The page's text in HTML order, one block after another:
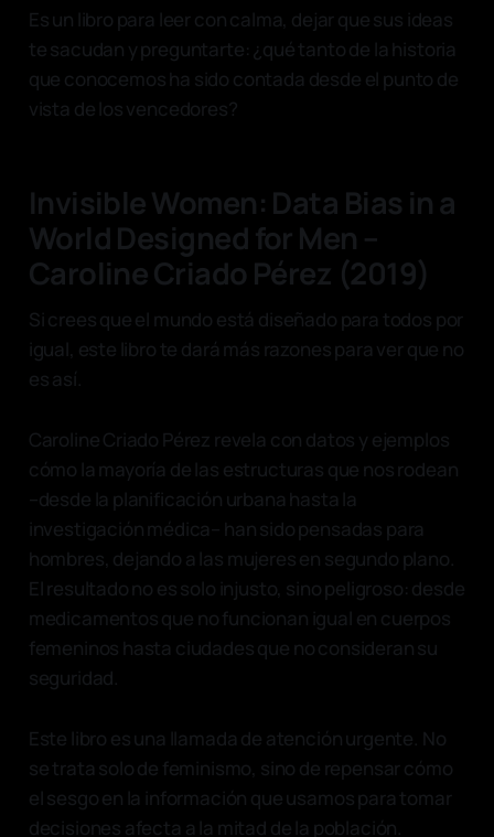
Es un libro para leer con calma, dejar que sus ideas
te sacudan y preguntarte: ¿qué tanto de la historia
que conocemos ha sido contada desde el punto de
vista de los vencedores?
Invisible Women: Data Bias in a
World Designed for Men –
Caroline Criado Pérez (2019)
Si crees que el mundo está diseñado para todos por
igual, este libro te dará más razones para ver que no
es así.
Caroline Criado Pérez revela con datos y ejemplos
cómo la mayoría de las estructuras que nos rodean
–desde la planificación urbana hasta la
investigación médica– han sido pensadas para
hombres, dejando a las mujeres en segundo plano.
El resultado no es solo injusto, sino peligroso: desde
medicamentos que no funcionan igual en cuerpos
femeninos hasta ciudades que no consideran su
seguridad.
Este libro es una llamada de atención urgente. No
se trata solo de feminismo, sino de repensar cómo
el sesgo en la información que usamos para tomar
decisiones afecta a la mitad de la población.